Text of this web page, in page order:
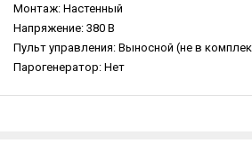
Монтаж: Настенный
Напряжение: 380 В
Пульт управления: Выносной (не в
Парогенератор: Нет